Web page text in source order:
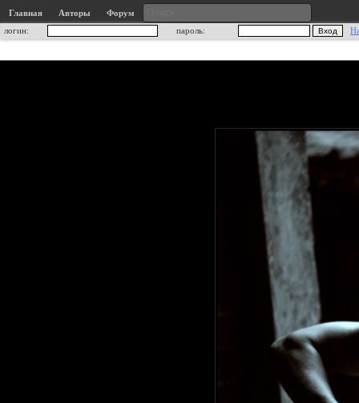
Главная Авторы
Форум
логин:
пароль: